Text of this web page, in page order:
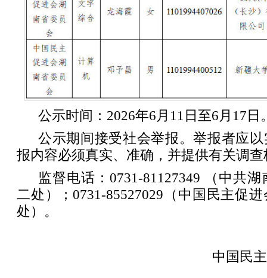
公示时间：2026年6月11日至6月17日
公示期间接受社会举报。举报者应
报内容必须真实、准确，并提供有关调
监督电话：0731-81127349 （中共
二处）；0731-85527029（中国民主促
处）。
中国民